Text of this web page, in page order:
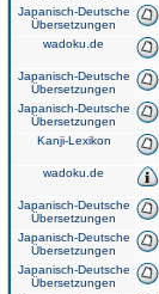
Japanisch-Deutsche
Übersetzungen
wadoku.de
Japanisch-Deutsche
Übersetzungen
Japanisch-Deutsche
Übersetzungen
Kanji-Lexikon
wadoku.de
Japanisch-Deutsche
Übersetzungen
Japanisch-Deutsche
Übersetzungen
Japanisch-Deutsche
Übersetzungen